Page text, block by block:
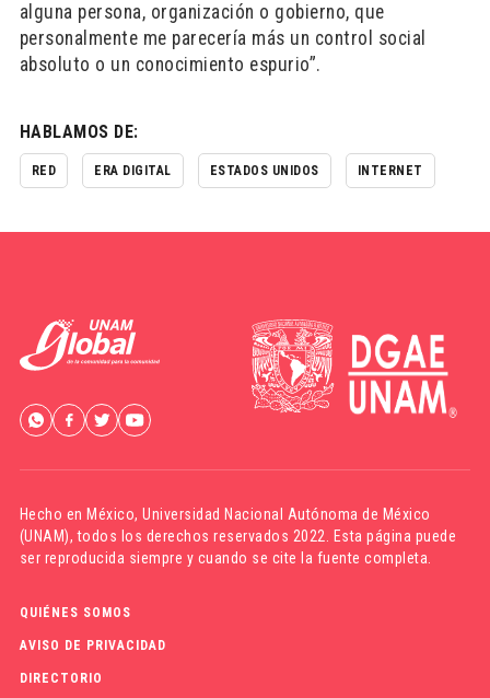
alguna persona, organización o gobierno, que
personalmente me parecería más un control social
absoluto o un conocimiento espurio”.
HABLAMOS DE:
RED ERA DIGITAL ESTADOS UNIDOS INTERNET
Hecho en México,Universidad Nacional Autónoma de México
(UNAM), todos los derechos reservados 2022. Esta página puede
ser reproducida siempre y cuando se cite la fuente completa.
QUIÉNES SOMOS
AVISO DE PRIVACIDAD
DIRECTORIO